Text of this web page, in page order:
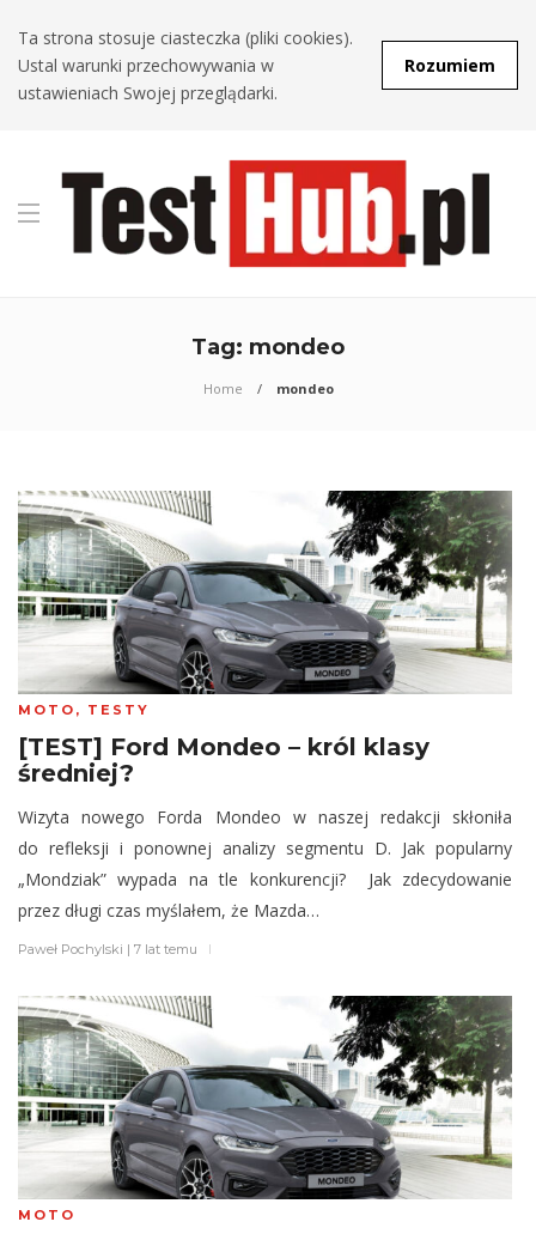
Ta strona stosuje ciasteczka (pliki cookies).
Ustal warunki przechowywania w
ustawieniach Swojej przeglądarki.
Rozumiem
Tag: mondeo
Home mondeo
MOTO , TESTY
[TEST] Ford Mondeo – król klasy
średniej?
Wizyta nowego Forda Mondeo w naszej redakcji skłoniła
do refleksji i ponownej analizy segmentu D. Jak popularny
„Mondziak” wypada na tle konkurencji? Jak zdecydowanie
przez długi czas myślałem, że Mazda…
Paweł Pochylski | 7 lat temu
MOTO